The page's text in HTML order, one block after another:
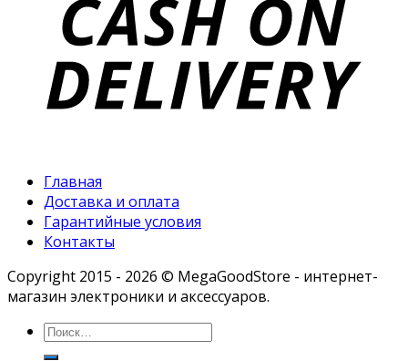
Главная
Доставка и оплата
Гарантийные условия
Контакты
Copyright 2015 - 2026 © MegaGoodStore - интернет-
магазин электроники и аксессуаров.